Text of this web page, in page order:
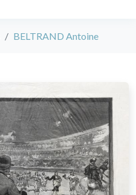
BELTRAND Antoine